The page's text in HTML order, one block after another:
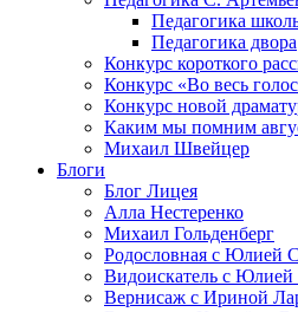
Педагогика
Педагогика двора
Конкурс короткого
Конкурс «Во весь
Конкурс новой
Каким мы помним
Михаил Швейцер
Блоги
Блог Лицея
Алла Нестеренко
Михаил Гольденберг
Родословная с Юлией
Видоискатель с
Вернисаж с Ириной